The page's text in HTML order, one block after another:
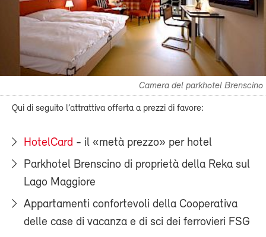
Camera del parkhotel Brenscino
Qui di seguito l’attrattiva offerta a prezzi di favore:
HotelCard - il «metà prezzo» per hotel
Parkhotel Brenscino di proprietà della Reka sul
Lago Maggiore
Appartamenti confortevoli della Cooperativa
delle case di vacanza e di sci dei ferrovieri FSG